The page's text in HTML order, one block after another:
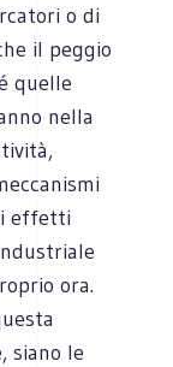
o di
il peggio
quelle
nella
effetti
ora.
siano le